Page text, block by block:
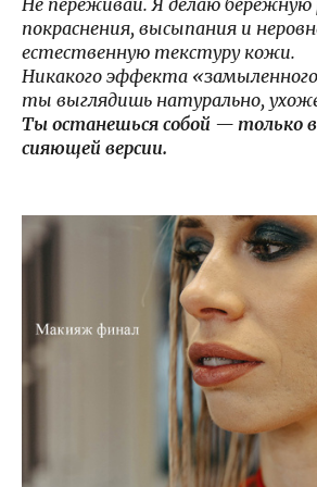
покраснения, высыпания и
естественную текстуру кожи.
Никакого эффекта
ты выглядишь натурально,
Ты останешься собой — только
сияющей версии.